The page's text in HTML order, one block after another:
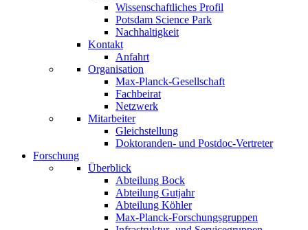
Wissenschaftliches Profil
Potsdam Science Park
Nachhaltigkeit
Kontakt
Anfahrt
Organisation
Max-Planck-Gesellschaft
Fachbeirat
Netzwerk
Mitarbeiter
Gleichstellung
Doktoranden- und Postdoc-Vertreter
Forschung
Überblick
Abteilung Bock
Abteilung Gutjahr
Abteilung Köhler
Max-Planck-Forschungsgruppen